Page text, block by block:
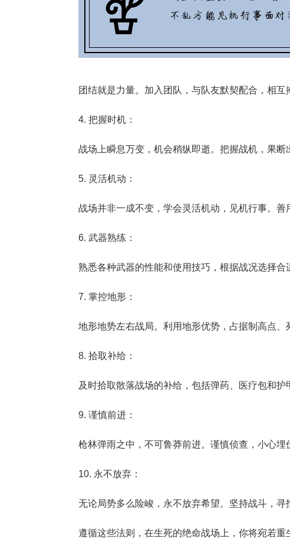
团结就是力量。加入团队，与队友默契配合，相
4. 把握时机：
战场上瞬息万变，机会稍纵即逝。把握战机，果断
5. 灵活机动：
战场并非一成不变，学会灵活机动，见机行事。善
6. 武器熟练：
熟悉各种武器的性能和使用技巧，根据战况选择合
7. 掌控地形：
地形地势左右战局。利用地形优势，占据制高点、
8. 拾取补给：
及时拾取散落战场的补给，包括弹药、医疗包和护
9. 谨慎前进：
枪林弹雨之中，不可鲁莽前进。谨慎侦查，小心埋
10. 永不放弃：
无论局势多么险峻，永不放弃希望。坚持战斗，寻
遵循这些法则，在生死的绝命战场上，你将宛若重